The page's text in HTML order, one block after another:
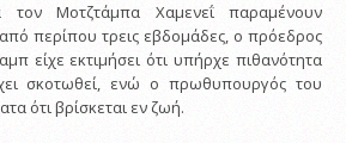
τον Μοτζτάμπα Χαμενεΐ παραμένουν
περίπου τρεις εβδομάδες, ο πρόεδρος
είχε εκτιμήσει ότι υπήρχε πιθανότητα
σκοτωθεί, ενώ ο πρωθυπουργός του
ότι βρίσκεται εν ζωή.